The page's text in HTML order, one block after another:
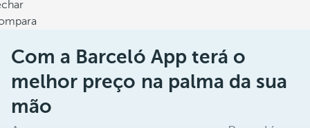
Com a Barceló App terá o
melhor preço na palma da sua
mão